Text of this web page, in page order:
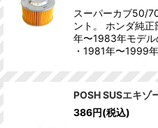
スーパーカブ50/
ント。 ホンダ純
年〜1983年モデル
・1981年〜1999
POSH SUSエキゾ
386円(税込)